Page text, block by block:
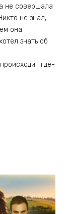
не совершала
не знал,
она
знать об
где-